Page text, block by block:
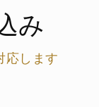
み
応します